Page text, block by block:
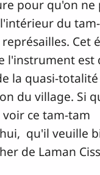
pour qu'on ne
du
Cet
l'instrument est
la quasi-
du village. Si
ce tam-tam
qu'il veuille
de Laman